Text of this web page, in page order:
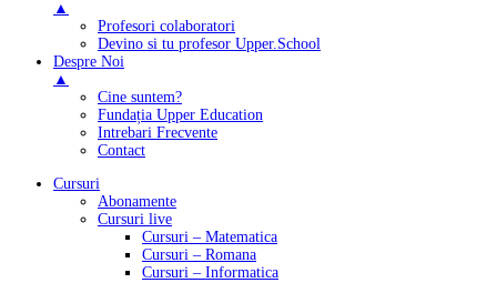
▲
Profesori colaboratori
Devino si tu profesor Upper.School
Despre Noi
▲
Cine suntem?
Fundația Upper Education
Intrebari Frecvente
Contact
Cursuri
Abonamente
Cursuri live
Cursuri – Matematica
Cursuri – Romana
Cursuri – Informatica